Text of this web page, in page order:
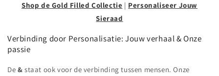
Shop de Gold Filled Collectie | Personaliseer Jouw
Sieraad
Verbinding door Personalisatie: Jouw verhaal & Onze
passie
De & staat ook voor de verbinding tussen mensen. Onze